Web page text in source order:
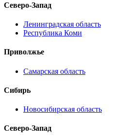
Северо-Запад
Ленинградская область
Республика Коми
Приволжье
Самарская область
Сибирь
Новосибирская область
Северо-Запад